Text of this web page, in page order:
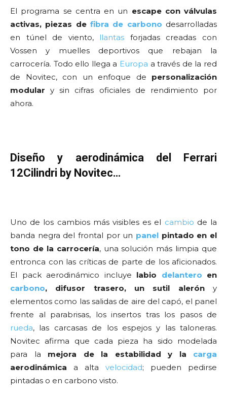
El programa se centra en un escape con válvulas
activas, piezas de fibra de carbono desarrolladas
en túnel de viento, llantas forjadas creadas con
Vossen y muelles deportivos que rebajan la
carrocería. Todo ello llega a Europa a través de la red
de Novitec, con un enfoque de personalización
modular y sin cifras oficiales de rendimiento por
ahora.
Diseño y aerodinámica del Ferrari
12Cilindri by Novitec…
Uno de los cambios más visibles es el cambio de la
banda negra del frontal por un panel pintado en el
tono de la carrocería, una solución más limpia que
entronca con las críticas de parte de los aficionados.
El pack aerodinámico incluye labio delantero en
carbono, difusor trasero, un sutil aleróny
elementos como las salidas de aire del capó, el panel
frente al parabrisas, los insertos tras los pasos de
rueda, las carcasas de los espejos y las taloneras.
Novitec afirma que cada pieza ha sido modelada
para la mejora de la estabilidad y la carga
aerodinámica a alta velocidad; pueden pedirse
pintadas o en carbono visto.